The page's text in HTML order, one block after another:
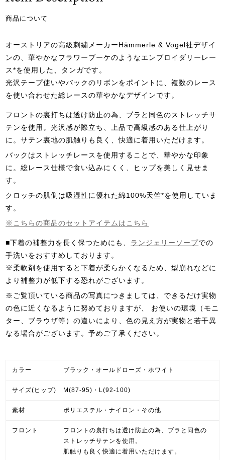
商品について
オーストリアの高級刺繍メーカーHämmerle & Vogel社デザイ
ンの、華やかなフラワーブーケのようなエンブロイダリーレー
ス*を使用した、タンガです。
光沢テープ使いやバックのリボンをポイントに、複数のレース
を使い合わせた総レースの華やかなデザインです。
フロントの裏打ちは透け防止の為、ブラと同色のストレッチサ
テンを使用。光沢感が際立ち、上品で高級感のある仕上がり
に。サテン裏地の肌触りも良く、快適に着用いただけます。
バックはストレッチレースを使用することで、華やかな印象
に。総レース仕様で食い込みにくく、ヒップを美しく見せま
す。
クロッチの肌側は吸湿性に優れた綿100%天竺*を使用していま
す。
※こちらの商品のセットアイテムはこちら
■下着の補整力を長く保つためにも、 ランジェリーソープでの
手洗いをおすすめしております。
※柔軟剤を使用すると下着が柔らかくなるため、型崩れなどに
より補整力が低下する恐れがございます。
※ご覧頂いている商品の写真につきましては、できるだけ実物
の色に近くなるように努めておりますが、 お使いの環境（モニ
ター、ブラウザ等）の違いにより、色の見え方が実物と若干異
なる場合がございます。予めご了承ください。
カラー ブラック・オールドローズ・ホワイト
サイズ(ヒップ) M(87-95)・L(92-100)
素材 ポリエステル・ナイロン・その他
フロント
フロントの裏打ちは透け防止の為、ブラと同色の
ストレッチサテンを使用。
肌触りも良く快適に着用いただけます。